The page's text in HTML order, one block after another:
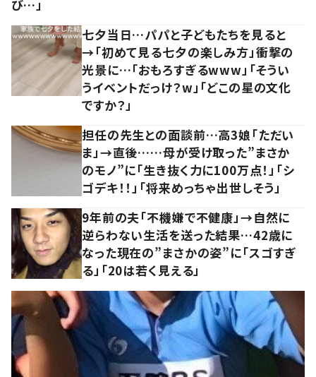
び…」
七夕当日…パパと子どもたちを見ると
→「初めて見る七夕の楽しみ方」衝撃の
光景に…「おもろすぎるwww」「そうい
うイベントだっけ？w」「どこの星の文化
ですか？」
担任の先生との面談前…高3娘「ただい
ま」→直後……母が受け取った”まさか
のモノ”に「生き抜く力に100万点！」「シ
ゴデキ！！」「将来めっちゃ出世しそう」
9年前の夫「不機嫌で不健康」→自然に
逆らわない生活を送った結果…42歳に
なった現在の”まさかの姿”に「スゴすぎ
る」「20は若く見える」